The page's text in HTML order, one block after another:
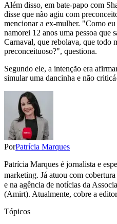
Além disso, em bate-papo com
disse que não agiu com
mencionar a ex-mulher. "Como eu
namorei 12 anos uma pessoa que
Carnaval, que rebolava, que todo
preconceituoso?", questiona.
Segundo ele, a intenção era
simular uma dancinha e não
PorPatrícia Marques
Patrícia Marques é jornalista e
marketing. Já atuou com
e na agência de notícias da
(Amirt). Atualmente, cobre a
Tópicos